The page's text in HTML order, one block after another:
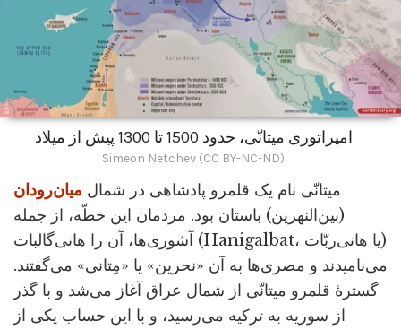
امپراتوری میتانّی، حدود 1500 تا 1300 پیش از میلاد
Simeon Netchev (CC BY-NC-ND)
میتانّی نام یک قلمرو پادشاهی در شمال میان‌رودان
(بین‌النهرین) باستان بود. مردمان این خطّه، از جمله
آشوری‌ها، آن را هانی‌گالبات (Hanigalbat، یا هانی‌ربّات)
می‌نامیدند و مصری‌ها به آن «نحرین» یا «مِتانی» می‌گفتند.
گسترۀ قلمرو میتانّی از شمال عراق آغاز می‌شد و با گذر
از سوریه به ترکیه می‌رسید، و با این حساب یکی از